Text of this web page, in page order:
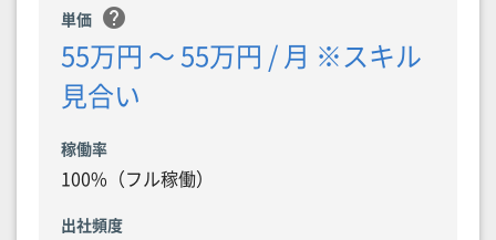
単価 help
55万円 〜 55万円 / 月 ※スキル
見合い
稼働率
100%（フル稼働）
出社頻度